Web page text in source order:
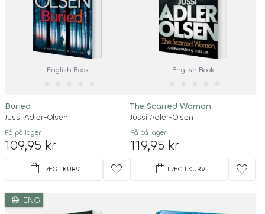
English Book
Buried
Jussi Adler-Olsen
Få på lager
109,95 kr
shopping_bag LÆG I KURV favorite
English Book
The Scarred Woman
Jussi Adler-Olsen
Få på lager
119,95 kr
shopping_bag LÆG I KURV favorite
language ENG